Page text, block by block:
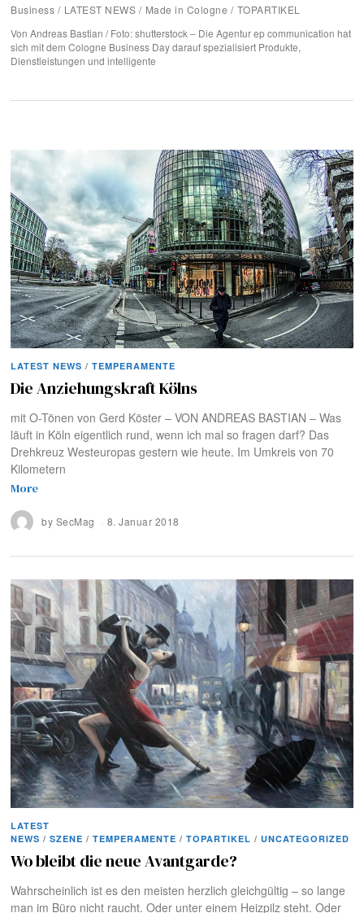
Business / LATEST NEWS / Made in Cologne / TOPARTIKEL
Von Andreas Bastian / Foto: shutterstock – Die Agentur ep communication hat
sich mit dem Cologne Business Day darauf spezialisiert Produkte,
Dienstleistungen und intelligente
LATEST NEWS / TEMPERAMENTE
Die Anziehungskraft Kölns
mit O-Tönen von Gerd Köster – VON ANDREAS BASTIAN – Was
läuft in Köln eigentlich rund, wenn ich mal so fragen darf? Das
Drehkreuz Westeuropas gestern wie heute. Im Umkreis von 70
Kilometern
More
by SecMag 8. Januar 2018
LATEST
NEWS / SZENE / TEMPERAMENTE / TOPARTIKEL / UNCATEGORIZED
Wo bleibt die neue Avantgarde?
Wahrscheinlich ist es den meisten herzlich gleichgültig – so lange
man im Büro nicht raucht. Oder unter einem Heizpilz steht. Oder